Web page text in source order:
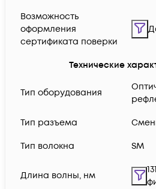
Возможность
оформления
сертификата поверки
Технические
Тип оборудования
Тип разъема
Тип волокна SM
Длина волны, нм